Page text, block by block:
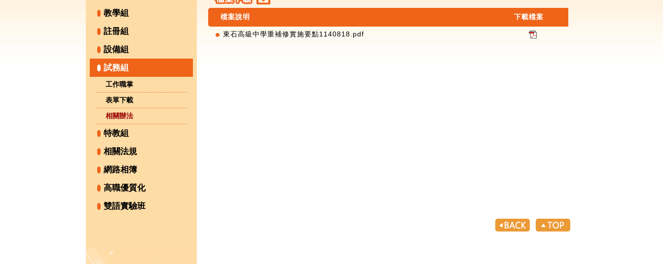
教學組
註冊組
設備組
試務組
工作職掌
表單下載
相關辦法
特教組
相關法規
網路相簿
高職優質化
雙語實驗班
檔案說明 下載檔案
東石高級中學重補修實施要點1140818.pdf